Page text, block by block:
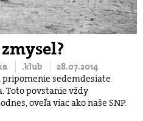
.klub
28.07.2014
sedemdesiate
Toto povstanie vždy
oveľa viac ako naše SNP.